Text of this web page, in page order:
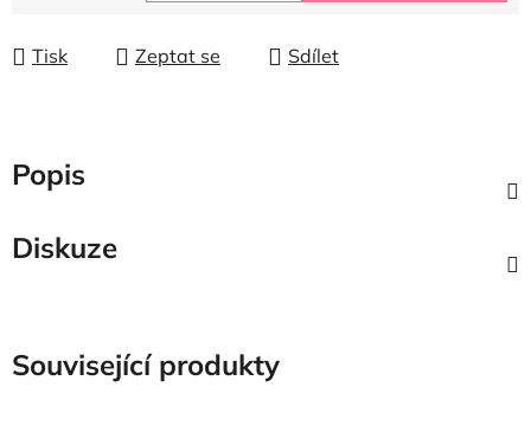
Tisk Zeptat se Sdílet
Popis
Diskuze
Související produkty